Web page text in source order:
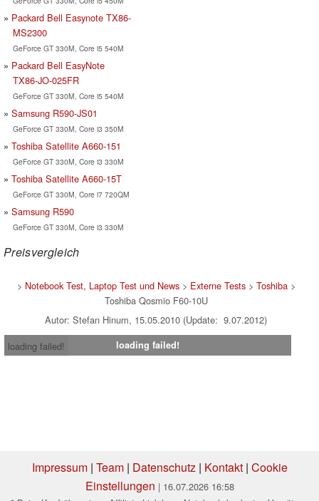
Packard Bell Easynote TX86-
MS2300
GeForce GT 330M, Core i5 540M
Packard Bell EasyNote
TX86-JO-025FR
GeForce GT 330M, Core i5 540M
Samsung R590-JS01
GeForce GT 330M, Core i3 350M
Toshiba Satellite A660-151
GeForce GT 330M, Core i3 330M
Toshiba Satellite A660-15T
GeForce GT 330M, Core i7 720QM
Samsung R590
GeForce GT 330M, Core i3 330M
Preisvergleich
> Notebook Test, Laptop Test und News> Externe Tests> Toshiba>
Toshiba Qosmio F60-10U
Autor: Stefan Hinum, 15.05.2010 (Update: 9.07.2012)
loading failed!
loading failed!
Impressum| Team| Datenschutz| Kontakt| Cookie
Einstellungen | 16.07.2026 16:58